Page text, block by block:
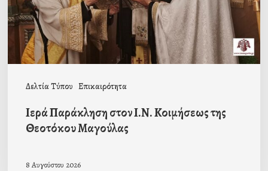
Δελτία Τύπου Επικαιρότητα
Θεοτόκου
Μαγούλας
Ιερά Παράκληση στον Ι.Ν. Κοιμήσεως της
Θεοτόκου Μαγούλας
8 Αυγούστου 2026